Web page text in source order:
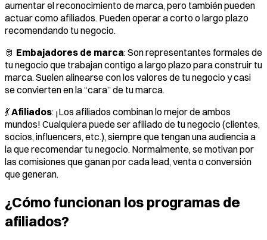
aumentar el reconocimiento de marca, pero también pueden
actuar como afiliados. Pueden operar a corto o largo plazo
recomendando tu negocio.
🫅 Embajadores de marca: Son representantes formales de
tu negocio que trabajan contigo a largo plazo para construir tu
marca. Suelen alinearse con los valores de tu negocio y casi
se convierten en la “cara” de tu marca.
💃Afiliados: ¡Los afiliados combinan lo mejor de ambos
mundos! Cualquiera puede ser afiliado de tu negocio (clientes,
socios, influencers, etc.), siempre que tengan una audiencia a
la que recomendar tu negocio. Normalmente, se motivan por
las comisiones que ganan por cada lead, venta o conversión
que generan.
¿Cómo funcionan los programas de
afiliados?